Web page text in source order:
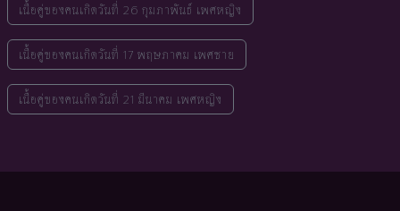
เนื้อคู่ของคนเกิดวันที่ 26 กุมภาพันธ์ เพศหญิง
เนื้อคู่ของคนเกิดวันที่ 17 พฤษภาคม เพศชาย
เนื้อคู่ของคนเกิดวันที่ 21 มีนาคม เพศหญิง